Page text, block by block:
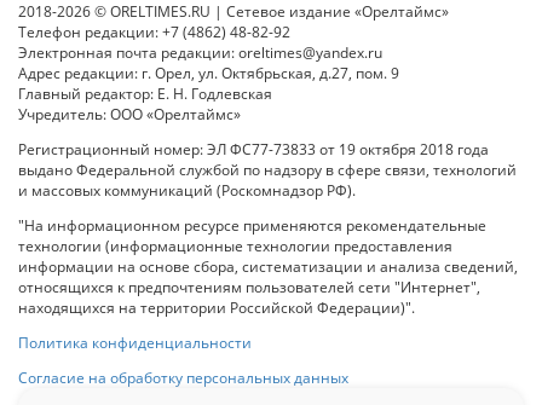
2018-2026 © ORELTIMES.RU | Сетевое издание «Орелтаймс»
Телефон редакции: +7 (4862) 48-82-92
Электронная почта редакции: oreltimes@yandex.ru
Адрес редакции: г. Орел, ул. Октябрьская, д.27, пом. 9
Главный редактор: Е. Н. Годлевская
Учредитель: ООО «Орелтаймс»
Регистрационный номер: ЭЛ ФС77-73833 от 19 октября 2018 года
выдано Федеральной службой по надзору в сфере связи, технологий
и массовых коммуникаций (Роскомнадзор РФ).
"На информационном ресурсе применяются рекомендательные
технологии (информационные технологии предоставления
информации на основе сбора, систематизации и анализа сведений,
относящихся к предпочтениям пользователей сети "Интернет",
находящихся на территории Российской Федерации)".
Политика конфиденциальности
Согласие на обработку персональных данных